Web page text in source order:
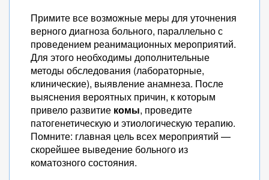
Примите все возможные меры для уточнения
верного диагноза больного, параллельно с
проведением реанимационных мероприятий.
Для этого необходимы дополнительные
методы обследования (лабораторные,
клинические), выявление анамнеза. После
выяснения вероятных причин, к которым
привело развитие комы, проведите
патогенетическую и этиологическую терапию.
Помните: главная цель всех мероприятий —
скорейшее выведение больного из
коматозного состояния.